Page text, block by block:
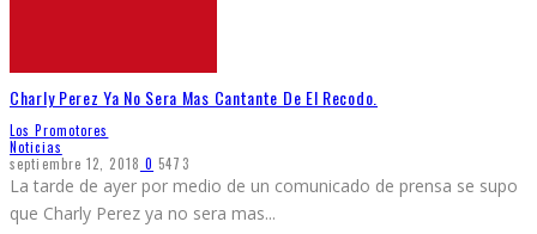
Charly Perez Ya No Sera Mas Cantante De El Recodo.
Los Promotores
Noticias
septiembre 12, 2018 0 5473
La tarde de ayer por medio de un comunicado de prensa se supo
que Charly Perez ya no sera mas...